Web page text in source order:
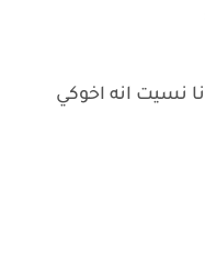
نسيت انه اخوكي